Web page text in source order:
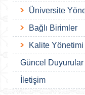
Üniversite
Bağlı Birimler
Kalite Yönetimi
Güncel Duyurular
İletişim